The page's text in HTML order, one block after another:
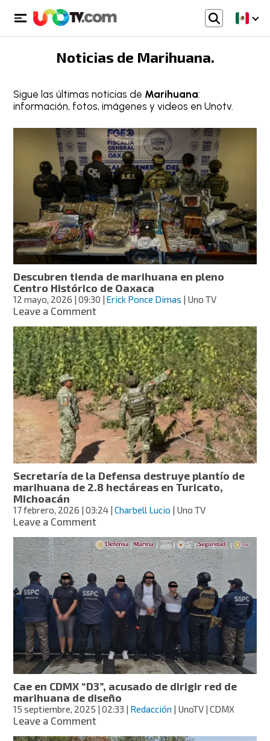
Noticias de Marihuana.
Sigue las últimas noticias de Marihuana:
información, fotos, imágenes y videos en Unotv.
Descubren tienda de marihuana en pleno
Centro Histórico de Oaxaca
12 mayo, 2026 | 09:30 |Erick Ponce Dimas | Uno TV
Leave a Commenton
tienda
de
marihuana
en
pleno
Centro
Histórico
de
Oaxaca
Secretaría de la Defensa destruye plantío de
marihuana de 2.8 hectáreas en Turicato,
Michoacán
17 febrero, 2026 | 03:24 |Charbell Lucio | Uno TV
Leave a Commenton
de
la
Defensa
destruye
plantío
de
marihuana
de
2.8
hectáreas
en
Turicato,
Michoacán
Cae en CDMX “D3”, acusado de dirigir red de
marihuana de diseño
15 septiembre, 2025 | 02:33 | Redacción | UnoTV | CDMX
Leave a Commenton